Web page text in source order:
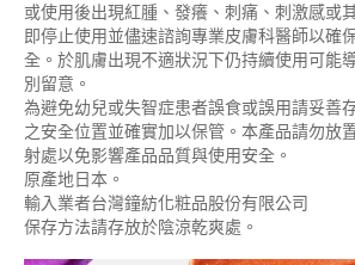
或使用後出現紅腫、發癢、刺痛、刺激感或
即停止使用並儘速諮詢專業皮膚科醫師以確
全。於肌膚出現不適狀況下仍持續使用可能
別留意。
為避免幼兒或失智症患者誤食或誤用請妥善
之安全位置並確實加以保管。本產品請勿放
射處以免影響產品品質與使用安全。
原產地日本。
輸入業者台灣鐘紡化粧品股份有限公司
保存方法請存放於陰涼乾爽處。